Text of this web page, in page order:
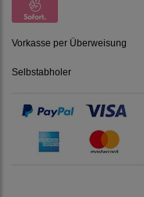
Vorkasse per Überweisung
Selbstabholer